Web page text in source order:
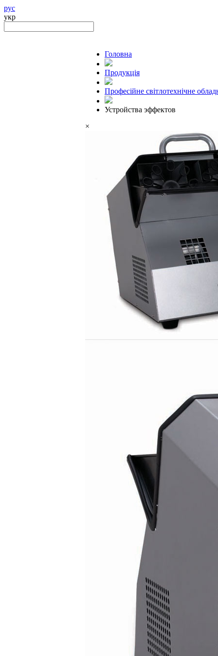
рус
укр
Головна
Продукцiя
Професійне світлотехнічне
Устройства эффектов
×